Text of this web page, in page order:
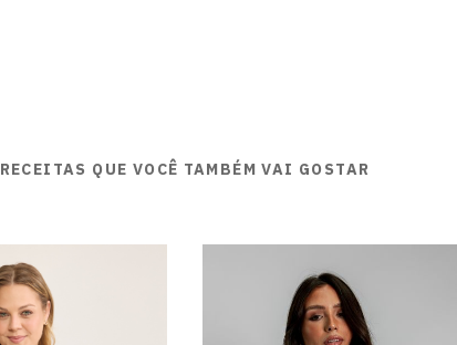
RECEITAS QUE VOCÊ TAMBÉM VAI GOSTAR